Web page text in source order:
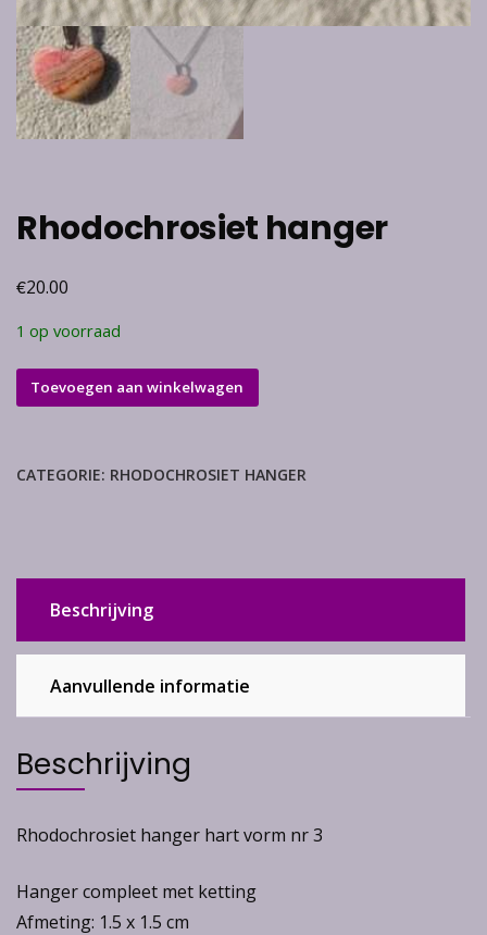
Rhodochrosiet hanger
€20.00
1 op voorraad
Rhodochrosiet
hanger
Toevoegen aan winkelwagen
CATEGORIE: RHODOCHROSIET HANGER
Beschrijving
Aanvullende informatie
Beschrijving
Rhodochrosiet hanger hart vorm nr 3
Hanger compleet met ketting
Afmeting: 1.5 x 1.5 cm